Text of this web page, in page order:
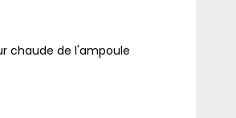
chaude de l'ampoule